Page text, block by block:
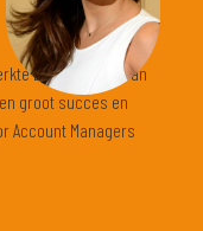
Eva Longoria van
groot succes en
Account Managers